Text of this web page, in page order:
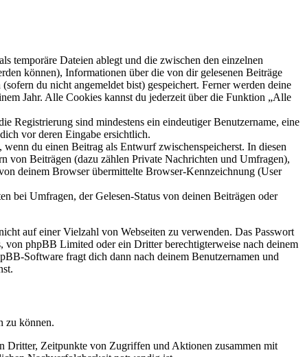
temporäre Dateien ablegt und die zwischen den einzelnen
können), Informationen über die von dir gelesenen Beiträge
du nicht angemeldet bist) gespeichert. Ferner werden deine
Jahr. Alle Cookies kannst du jederzeit über die Funktion „Alle
Registrierung sind mindestens ein eindeutiger Benutzername, eine
vor deren Eingabe ersichtlich.
du einen Beitrag als Entwurf zwischenspeicherst. In diesen
von Beiträgen (dazu zählen Private Nachrichten und Umfragen),
deinem Browser übermittelte Browser-Kennzeichnung (User
bei Umfragen, der Gelesen-Status von deinen Beiträgen oder
auf einer Vielzahl von Webseiten zu verwenden. Das Passwort
von phpBB Limited oder ein Dritter berechtigterweise nach deinem
Software fragt dich dann nach deinem Benutzernamen und
zu können.
Dritter, Zeitpunkte von Zugriffen und Aktionen zusammen mit